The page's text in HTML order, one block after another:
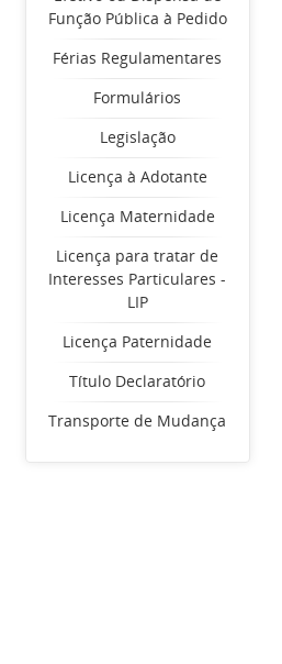
Função Pública à Pedido
Férias Regulamentares
Formulários
Legislação
Licença à Adotante
Licença Maternidade
Licença para tratar de
Interesses Particulares -
LIP
Licença Paternidade
Título Declaratório
Transporte de Mudança